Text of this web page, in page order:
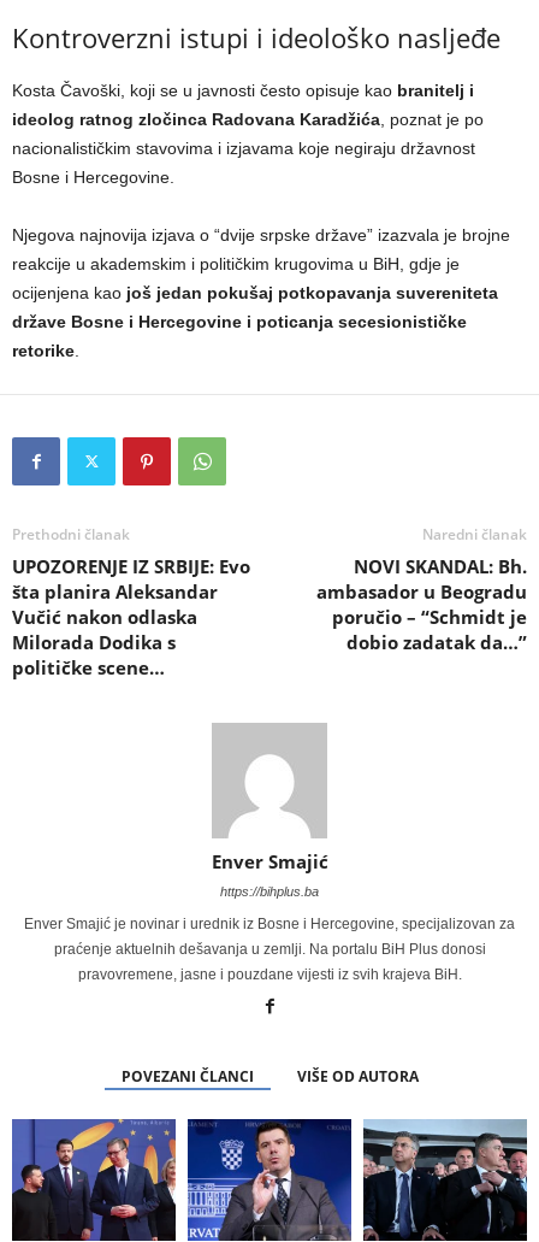
Kontroverzni istupi i ideološko nasljeđe
Kosta Čavoški, koji se u javnosti često opisuje kao branitelj i
ideolog ratnog zločinca Radovana Karadžića , poznat je po
nacionalističkim stavovima i izjavama koje negiraju državnost
Bosne i Hercegovine.
Njegova najnovija izjava o “dvije srpske države” izazvala je brojne
reakcije u akademskim i političkim krugovima u BiH, gdje je
ocijenjena kao još jedan pokušaj potkopavanja suvereniteta
države Bosne i Hercegovine i poticanja secesionističke
retorike
Prethodni članak
UPOZORENJE IZ SRBIJE: Evo
šta planira Aleksandar
Vučić nakon odlaska
Milorada Dodika s
političke scene…
Naredni članak
NOVI SKANDAL: Bh.
ambasador u Beogradu
poručio – “Schmidt je
dobio zadatak da…”
Enver Smajić
https://bihplus.ba
Enver Smajić je novinar i urednik iz Bosne i Hercegovine, specijalizovan za
praćenje aktuelnih dešavanja u zemlji. Na portalu BiH Plus donosi
pravovremene, jasne i pouzdane vijesti iz svih krajeva BiH.
POVEZANI ČLANCI VIŠE OD AUTORA